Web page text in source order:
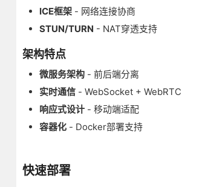
ICE框架- 网络连接协商
STUN/TURN - NAT穿透支持
架构特点
微服务架构- 前后端分离
实时通信- WebSocket + WebRTC
响应式设计- 移动端适配
容器化- Docker部署支持
快速部署